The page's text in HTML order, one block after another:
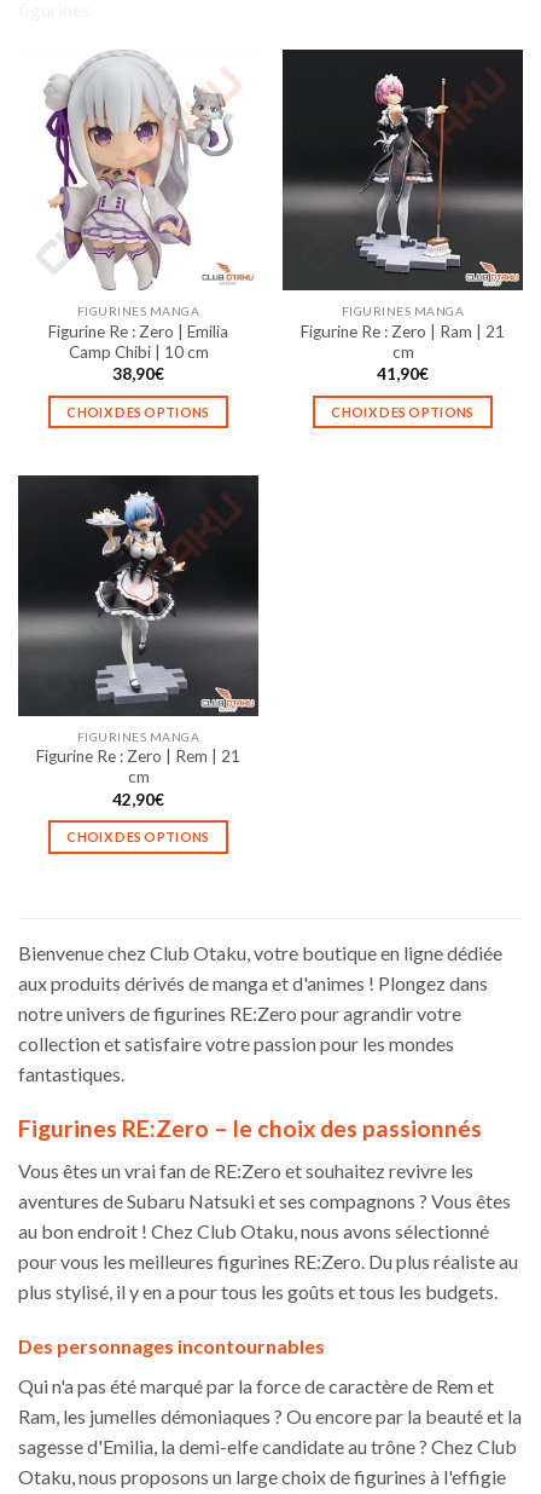
FIGURINES MANGA
Figurine Re : Zero | Emilia
Camp Chibi | 10 cm
38,90€
CHOIX DES OPTIONS
a
plusieurs
variations.
Les
options
peuvent
être
choisies
sur
la
page
produit
FIGURINES MANGA
Figurine Re : Zero | Ram | 21
cm
41,90€
CHOIX DES OPTIONS
FIGURINES MANGA
Figurine Re : Zero | Rem | 21
cm
42,90€
CHOIX DES OPTIONS
variations.
Les
options
peuvent
sur
page
du
Bienvenue chez Club Otaku, votre boutique en ligne dédiée
aux produits dérivés de manga et d'animes ! Plongez dans
notre univers de figurines RE:Zero pour agrandir votre
collection et satisfaire votre passion pour les mondes
fantastiques.
Figurines RE:Zero – le choix des passionnés
Vous êtes un vrai fan de RE:Zero et souhaitez revivre les
aventures de Subaru Natsuki et ses compagnons ? Vous êtes
au bon endroit ! Chez Club Otaku, nous avons sélectionné
pour vous les meilleures figurines RE:Zero. Du plus réaliste au
plus stylisé, il y en a pour tous les goûts et tous les budgets.
Des personnages incontournables
Qui n'a pas été marqué par la force de caractère de Rem et
Ram, les jumelles démoniaques ? Ou encore par la beauté et la
sagesse d'Emilia, la demi-elfe candidate au trône ? Chez Club
Otaku, nous proposons un large choix de figurines à l'effigie